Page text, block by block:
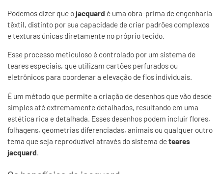
Podemos dizer que ojacquard é uma obra-prima de engenharia
têxtil, distinto por sua capacidade de criar padrões complexos
e texturas únicas diretamente no próprio tecido.
Esse processo meticuloso é controlado por um sistema de
teares especiais, que utilizam cartões perfurados ou
eletrônicos para coordenar a elevação de fios individuais.
É um método que permite a criação de desenhos que vão desde
simples até extremamente detalhados, resultando em uma
estética rica e detalhada. Esses desenhos podem incluir flores,
folhagens, geometrias diferenciadas, animais ou qualquer outro
tema que seja reproduzível através do sistema deteares
jacquard.